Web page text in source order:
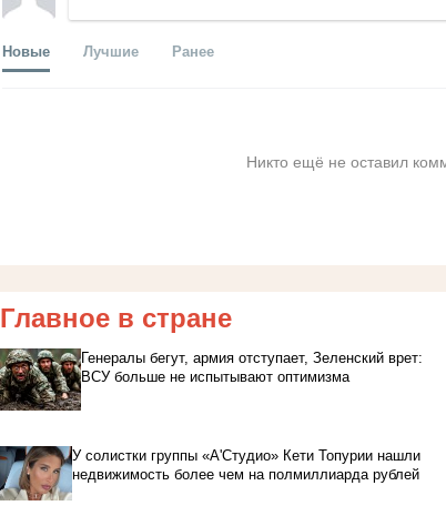
Новые Лучшие Ранее
Никто ещё не оставил
Главное в стране
Генералы бегут, армия отступает, Зеленский врет:
ВСУ больше не испытывают оптимизма
У солистки группы «А'Студио» Кети Топурии нашли
недвижимость более чем на полмиллиарда рублей